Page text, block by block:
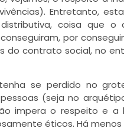
Entretanto,
coisa que
por
do contrato social, no
se perdido no
(seja no
impera o respeito e
éticos. Há